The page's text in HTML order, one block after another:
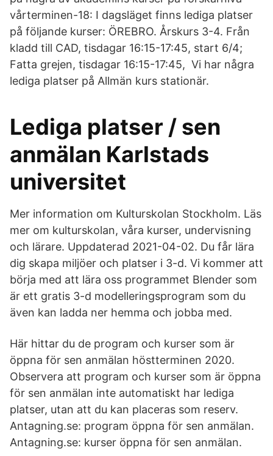
vårterminen-18: I dagsläget finns lediga platser
på följande kurser: ÖREBRO. Årskurs 3-4. Från
kladd till CAD, tisdagar 16:15-17:45, start 6/4;
Fatta grejen, tisdagar 16:15-17:45, Vi har några
lediga platser på Allmän kurs stationär.
Lediga platser / sen
anmälan Karlstads
universitet
Mer information om Kulturskolan Stockholm. Läs
mer om kulturskolan, våra kurser, undervisning
och lärare. Uppdaterad 2021-04-02. Du får lära
dig skapa miljöer och platser i 3-d. Vi kommer att
börja med att lära oss programmet Blender som
är ett gratis 3-d modelleringsprogram som du
även kan ladda ner hemma och jobba med.
Här hittar du de program och kurser som är
öppna för sen anmälan höstterminen 2020.
Observera att program och kurser som är öppna
för sen anmälan inte automatiskt har lediga
platser, utan att du kan placeras som reserv.
Antagning.se: program öppna för sen anmälan.
Antagning.se: kurser öppna för sen anmälan.